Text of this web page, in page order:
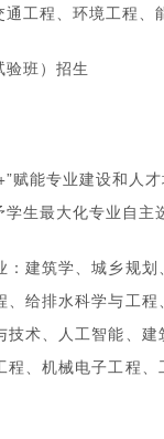
工程、环境工程、
班）招生
赋能专业建设和人
生最大化专业自
：建筑学、城乡规
给排水科学与工
术、人工智能、
、机械电子工程